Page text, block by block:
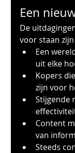
Een
De
voor staan
Een
uit elke
Kopers
zijn voor
Stijgende
Content
van
Steeds